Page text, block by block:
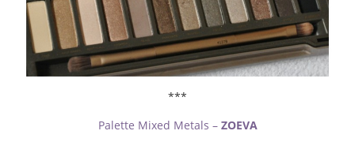
***
Palette Mixed Metals – ZOEVA